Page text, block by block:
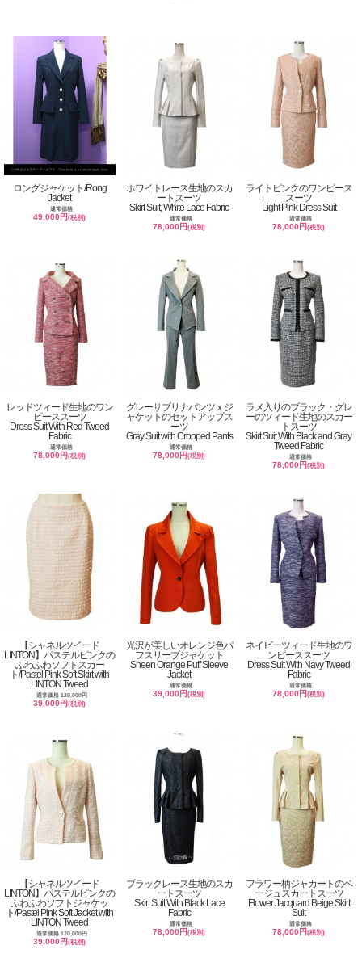
ロングジャケット/Rong
Jacket
通常価格
49,000円(税別)
ホワイトレース生地のスカ
ートスーツ
Skirt Suit, White Lace Fabric
通常価格
78,000円(税別)
ライトピンクのワンピース
スーツ
Light Pink Dress Suit
通常価格
78,000円(税別)
レッドツィード生地のワン
ピーススーツ
Dress Suit With Red Tweed
Fabric
通常価格
78,000円(税別)
グレーサブリナパンツｘジ
ャケットのセットアップス
ーツ
Gray Suit with Cropped Pants
通常価格
78,000円(税別)
ラメ入りのブラック・グレ
ーのツィード生地のスカー
トスーツ
Skirt Suit With Black and Gray
Tweed Fabric
通常価格
78,000円(税別)
【シャネルツイード
LINTON】パステルピンクの
ふわふわソフトスカー
ト/Pastel Pink Soft Skirt with
LINTON Tweed
通常価格 120,000円
39,000円(税別)
光沢が美しいオレンジ色パ
フスリーブジャケット
Sheen Orange Puff Sleeve
Jacket
通常価格
39,000円(税別)
ネイビーツィード生地のワ
ンピーススーツ
Dress Suit With Navy Tweed
Fabric
通常価格
78,000円(税別)
【シャネルツイード
LINTON】パステルピンクの
ふわふわソフトジャケッ
ト/Pastel Pink Soft Jacket with
LINTON Tweed
通常価格 120,000円
39,000円(税別)
ブラックレース生地のスカ
ートスーツ
Skirt Suit With Black Lace
Fabric
通常価格
78,000円(税別)
フラワー柄ジャカートのベ
ージュスカートスーツ
Flower Jacquard Beige Skirt
Suit
通常価格
78,000円(税別)